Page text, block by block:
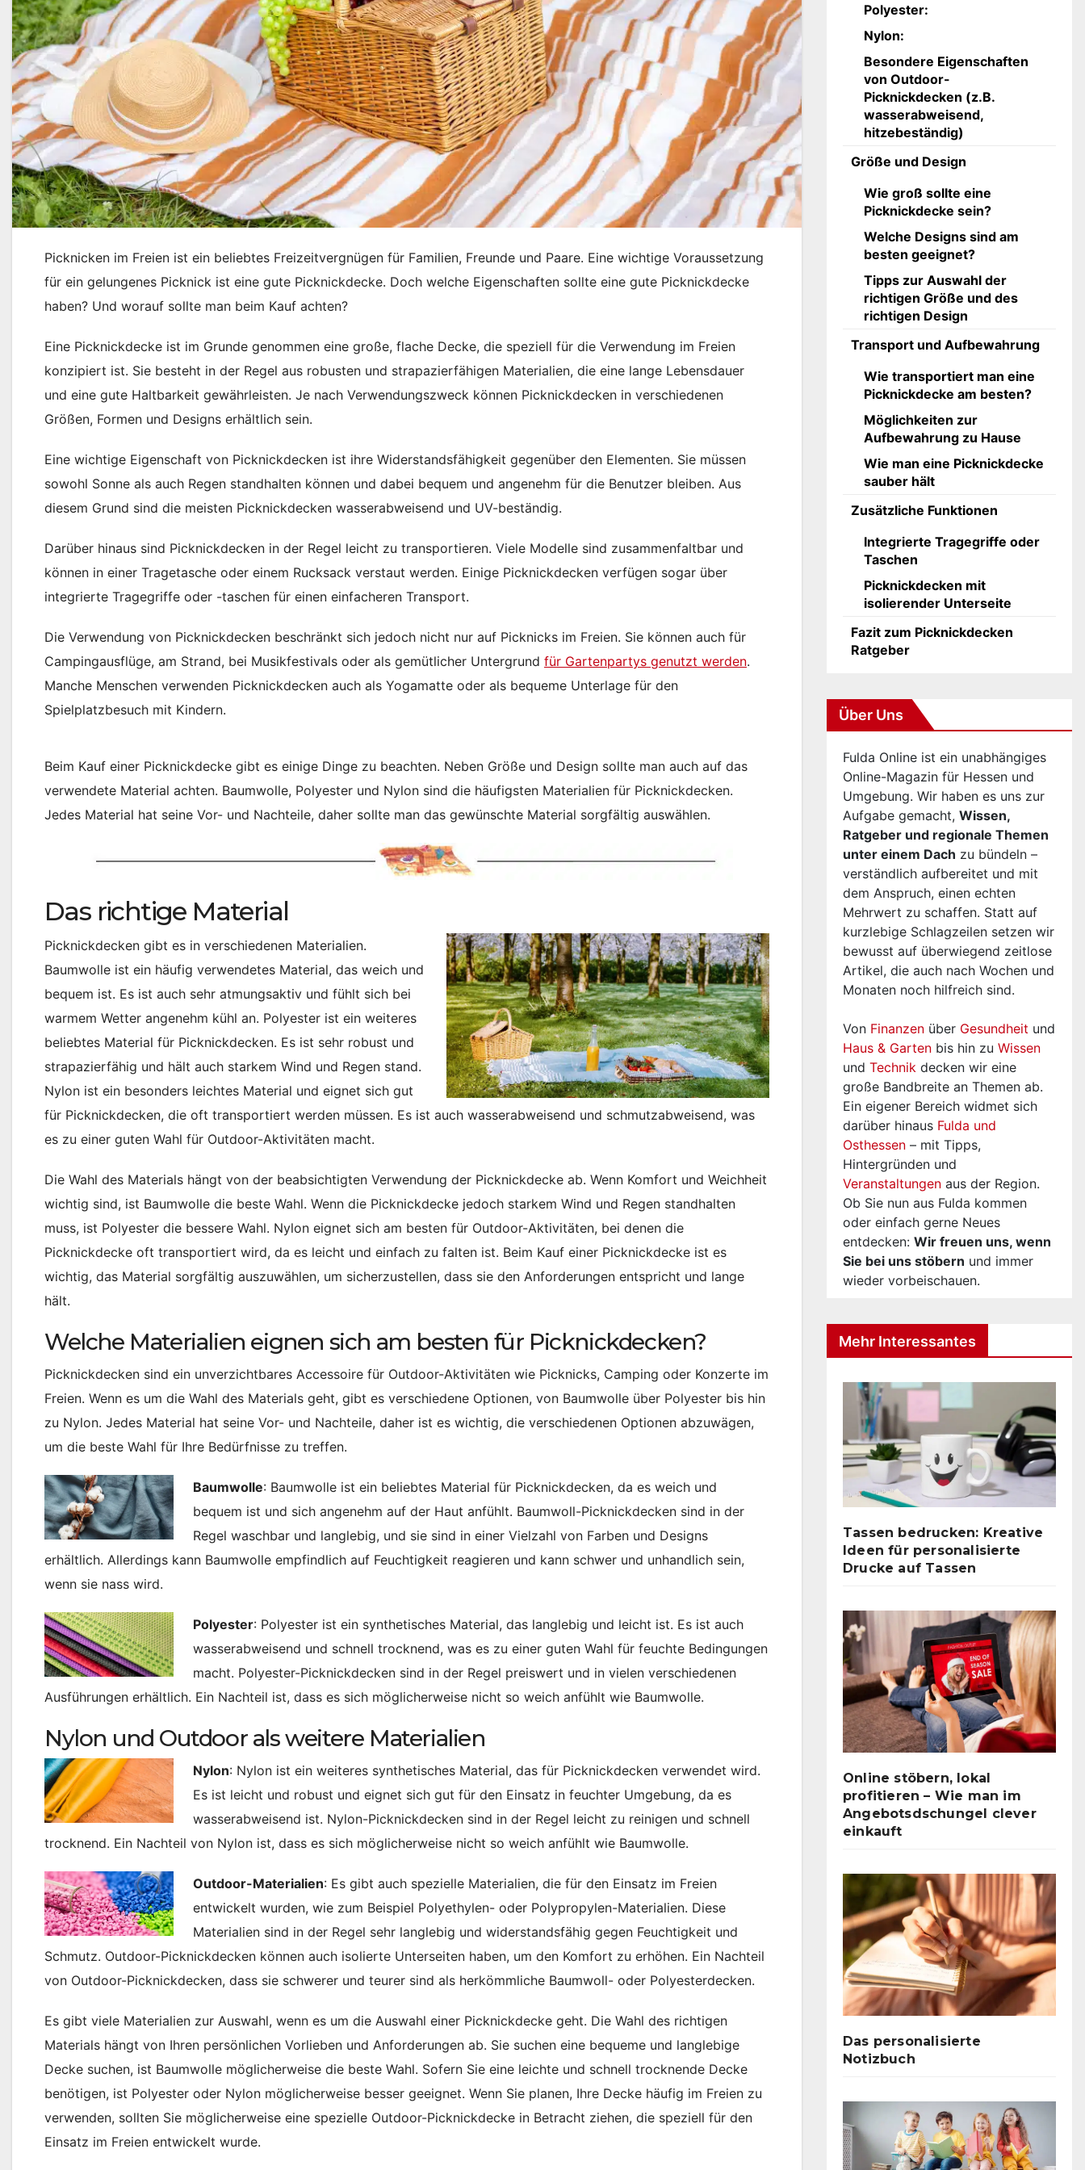
Picknicken im Freien ist ein beliebtes Freizeitvergnügen für Familien, Freunde und Paare. Eine wichtige Voraussetzung
für ein gelungenes Picknick ist eine gute Picknickdecke. Doch welche Eigenschaften sollte eine gute Picknickdecke
haben? Und worauf sollte man beim Kauf achten?
Eine Picknickdecke ist im Grunde genommen eine große, flache Decke, die speziell für die Verwendung im Freien
konzipiert ist. Sie besteht in der Regel aus robusten und strapazierfähigen Materialien, die eine lange Lebensdauer
und eine gute Haltbarkeit gewährleisten. Je nach Verwendungszweck können Picknickdecken in verschiedenen
Größen, Formen und Designs erhältlich sein.
Eine wichtige Eigenschaft von Picknickdecken ist ihre Widerstandsfähigkeit gegenüber den Elementen. Sie müssen
sowohl Sonne als auch Regen standhalten können und dabei bequem und angenehm für die Benutzer bleiben. Aus
diesem Grund sind die meisten Picknickdecken wasserabweisend und UV-beständig.
Darüber hinaus sind Picknickdecken in der Regel leicht zu transportieren. Viele Modelle sind zusammenfaltbar und
können in einer Tragetasche oder einem Rucksack verstaut werden. Einige Picknickdecken verfügen sogar über
integrierte Tragegriffe oder -taschen für einen einfacheren Transport.
Die Verwendung von Picknickdecken beschränkt sich jedoch nicht nur auf Picknicks im Freien. Sie können auch für
Campingausflüge, am Strand, bei Musikfestivals oder als gemütlicher Untergrund für Gartenpartys genutzt werden.
Manche Menschen verwenden Picknickdecken auch als Yogamatte oder als bequeme Unterlage für den
Spielplatzbesuch mit Kindern.
Beim Kauf einer Picknickdecke gibt es einige Dinge zu beachten. Neben Größe und Design sollte man auch auf das
verwendete Material achten. Baumwolle, Polyester und Nylon sind die häufigsten Materialien für Picknickdecken.
Jedes Material hat seine Vor- und Nachteile, daher sollte man das gewünschte Material sorgfältig auswählen.
Das richtige Material
Picknickdecken gibt es in verschiedenen Materialien.
Baumwolle ist ein häufig verwendetes Material, das weich und
bequem ist. Es ist auch sehr atmungsaktiv und fühlt sich bei
warmem Wetter angenehm kühl an. Polyester ist ein weiteres
beliebtes Material für Picknickdecken. Es ist sehr robust und
strapazierfähig und hält auch starkem Wind und Regen stand.
Nylon ist ein besonders leichtes Material und eignet sich gut
für Picknickdecken, die oft transportiert werden müssen. Es ist auch wasserabweisend und schmutzabweisend, was
es zu einer guten Wahl für Outdoor-Aktivitäten macht.
Die Wahl des Materials hängt von der beabsichtigten Verwendung der Picknickdecke ab. Wenn Komfort und Weichheit
wichtig sind, ist Baumwolle die beste Wahl. Wenn die Picknickdecke jedoch starkem Wind und Regen standhalten
muss, ist Polyester die bessere Wahl. Nylon eignet sich am besten für Outdoor-Aktivitäten, bei denen die
Picknickdecke oft transportiert wird, da es leicht und einfach zu falten ist. Beim Kauf einer Picknickdecke ist es
wichtig, das Material sorgfältig auszuwählen, um sicherzustellen, dass sie den Anforderungen entspricht und lange
hält.
Welche Materialien eignen sich am besten für Picknickdecken?
Picknickdecken sind ein unverzichtbares Accessoire für Outdoor-Aktivitäten wie Picknicks, Camping oder Konzerte im
Freien. Wenn es um die Wahl des Materials geht, gibt es verschiedene Optionen, von Baumwolle über Polyester bis hin
zu Nylon. Jedes Material hat seine Vor- und Nachteile, daher ist es wichtig, die verschiedenen Optionen abzuwägen,
um die beste Wahl für Ihre Bedürfnisse zu treffen.
Baumwolle: Baumwolle ist ein beliebtes Material für Picknickdecken, da es weich und
bequem ist und sich angenehm auf der Haut anfühlt. Baumwoll-Picknickdecken sind in der
Regel waschbar und langlebig, und sie sind in einer Vielzahl von Farben und Designs
erhältlich. Allerdings kann Baumwolle empfindlich auf Feuchtigkeit reagieren und kann schwer und unhandlich sein,
wenn sie nass wird.
Polyester: Polyester ist ein synthetisches Material, das langlebig und leicht ist. Es ist auch
wasserabweisend und schnell trocknend, was es zu einer guten Wahl für feuchte Bedingungen
macht. Polyester-Picknickdecken sind in der Regel preiswert und in vielen verschiedenen
Ausführungen erhältlich. Ein Nachteil ist, dass es sich möglicherweise nicht so weich anfühlt wie Baumwolle.
Nylon und Outdoor als weitere Materialien
Nylon: Nylon ist ein weiteres synthetisches Material, das für Picknickdecken verwendet wird.
Es ist leicht und robust und eignet sich gut für den Einsatz in feuchter Umgebung, da es
wasserabweisend ist. Nylon-Picknickdecken sind in der Regel leicht zu reinigen und schnell
trocknend. Ein Nachteil von Nylon ist, dass es sich möglicherweise nicht so weich anfühlt wie Baumwolle.
Outdoor-Materialien: Es gibt auch spezielle Materialien, die für den Einsatz im Freien
entwickelt wurden, wie zum Beispiel Polyethylen- oder Polypropylen-Materialien. Diese
Materialien sind in der Regel sehr langlebig und widerstandsfähig gegen Feuchtigkeit und
Schmutz. Outdoor-Picknickdecken können auch isolierte Unterseiten haben, um den Komfort zu erhöhen. Ein Nachteil
von Outdoor-Picknickdecken, dass sie schwerer und teurer sind als herkömmliche Baumwoll- oder Polyesterdecken.
Es gibt viele Materialien zur Auswahl, wenn es um die Auswahl einer Picknickdecke geht. Die Wahl des richtigen
Materials hängt von Ihren persönlichen Vorlieben und Anforderungen ab. Sie suchen eine bequeme und langlebige
Decke suchen, ist Baumwolle möglicherweise die beste Wahl. Sofern Sie eine leichte und schnell trocknende Decke
benötigen, ist Polyester oder Nylon möglicherweise besser geeignet. Wenn Sie planen, Ihre Decke häufig im Freien zu
verwenden, sollten Sie möglicherweise eine spezielle Outdoor-Picknickdecke in Betracht ziehen, die speziell für den
Einsatz im Freien entwickelt wurde.
Polyester:
Nylon:
Besondere Eigenschaften
von Outdoor-
Picknickdecken (z.B.
wasserabweisend,
hitzebeständig)
Größe und Design
Wie groß sollte eine
Picknickdecke sein?
Welche Designs sind am
besten geeignet?
Tipps zur Auswahl der
richtigen Größe und des
richtigen Design
Transport und Aufbewahrung
Wie transportiert man eine
Picknickdecke am besten?
Möglichkeiten zur
Aufbewahrung zu Hause
Wie man eine Picknickdecke
sauber hält
Zusätzliche Funktionen
Integrierte Tragegriffe oder
Taschen
Picknickdecken mit
isolierender Unterseite
Fazit zum Picknickdecken
Ratgeber
Über Uns
Fulda Online ist ein unabhängiges
Online-Magazin für Hessen und
Umgebung. Wir haben es uns zur
Aufgabe gemacht, Wissen,
Ratgeber und regionale Themen
unter einem Dach zu bündeln –
verständlich aufbereitet und mit
dem Anspruch, einen echten
Mehrwert zu schaffen. Statt auf
kurzlebige Schlagzeilen setzen wir
bewusst auf überwiegend zeitlose
Artikel, die auch nach Wochen und
Monaten noch hilfreich sind.
Von Finanzen über Gesundheit und
Haus & Garten bis hin zu Wissen
und Technik decken wir eine
große Bandbreite an Themen ab.
Ein eigener Bereich widmet sich
darüber hinaus Fulda und
Osthessen – mit Tipps,
Hintergründen und
Veranstaltungen aus der Region.
Ob Sie nun aus Fulda kommen
oder einfach gerne Neues
entdecken: Wir freuen uns, wenn
Sie bei uns stöbern und immer
wieder vorbeischauen.
Mehr Interessantes
Tassen bedrucken: Kreative
Ideen für personalisierte
Drucke auf Tassen
Online stöbern, lokal
profitieren – Wie man im
Angebotsdschungel clever
einkauft
Das personalisierte
Notizbuch